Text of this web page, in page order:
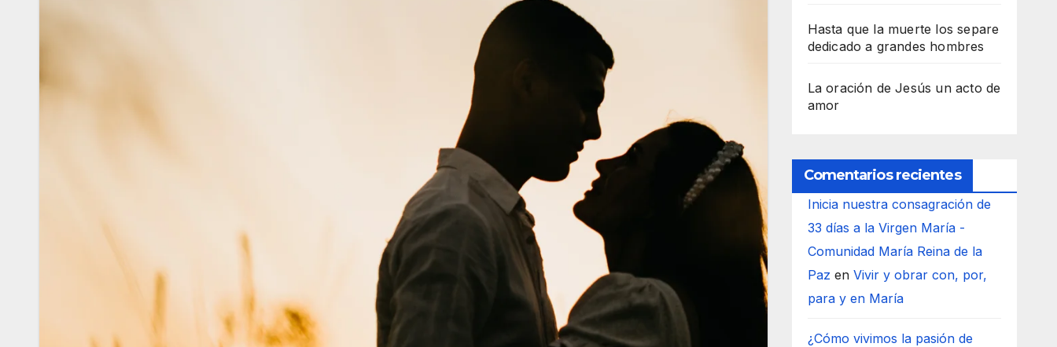
Hasta que la muerte los separe
dedicado a grandes hombres
La oración de Jesús un acto de
amor
Comentarios recientes
Inicia nuestra consagración de
33 días a la Virgen María -
Comunidad María Reina de la
Paz en Vivir y obrar con, por,
para y en María
¿Cómo vivimos la pasión de